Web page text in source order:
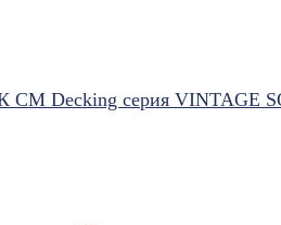
CM Decking серия VINTAGE